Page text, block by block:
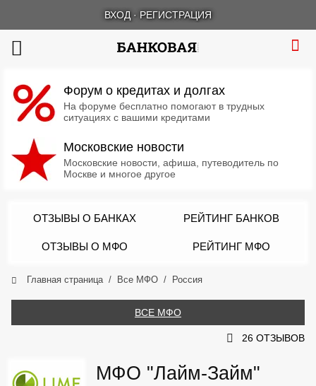
ВХОД · РЕГИСТРАЦИЯ
Форум о кредитах и долгах
На форуме бесплатно помогают в трудных
ситуациях с вашими кредитами
Московские новости
Московские новости, афиша, путеводитель по
Москве и многое другое
ОТЗЫВЫ О БАНКАХ РЕЙТИНГ БАНКОВ
ОТЗЫВЫ О МФО РЕЙТИНГ МФО
Главная страница Все МФО Россия
ВСЕ МФО
26 ОТЗЫВОВ
МФО "Лайм-Займ"